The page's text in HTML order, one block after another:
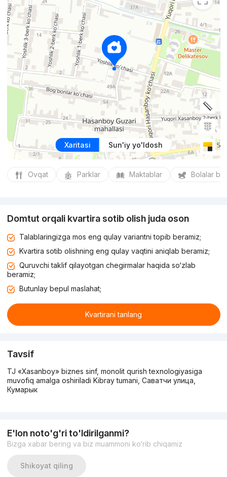
Xaritasi Sun'iy yo'ldosh
Ovqat Parklar Maktablar Bolalar
Domtut orqali kvartira sotib olish juda oson
Talablaringizga mos eng qulay variantni topib beramiz;
Kvartira sotib olishning eng qulay vaqtini aniqlab beramiz;
Quruvchi taklif qilayotgan chegirmalar haqida so‘zlab
beramiz;
Butunlay bepul maslahat;
Kvartirani tanlang
Tavsif
TJ «Xasanboy» biznes sinf, monolit qurish texnologiyasiga
muvofiq amalga oshiriladi Kibray tumani, Саватчи улица,
Кумарык
E'lon noto'g'ri to'ldirilganmi?
Bizga xabar bering va biz muammoni ko‘rib chiqamiz
Shikoyat qiling